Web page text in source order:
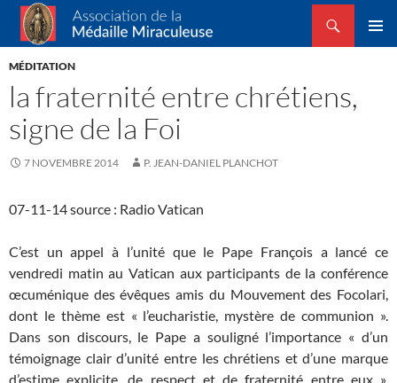
Association de la Médaille Miraculeuse
Recherche
ALLER
AU
MÉDITATION
la fraternité entre chrétiens,
signe de la Foi
7 NOVEMBRE 2014 P. JEAN-DANIEL PLANCHOT
07-11-14 source : Radio Vatican
C’est un appel à l’unité que le Pape François a lancé ce
vendredi matin au Vatican aux participants de la conférence
œcuménique des évêques amis du Mouvement des Focolari,
dont le thème est « l’eucharistie, mystère de communion ».
Dans son discours, le Pape a souligné l’importance « d’un
témoignage clair d’unité entre les chrétiens et d’une marque
d’estime explicite, de respect et de fraternité entre eux ».